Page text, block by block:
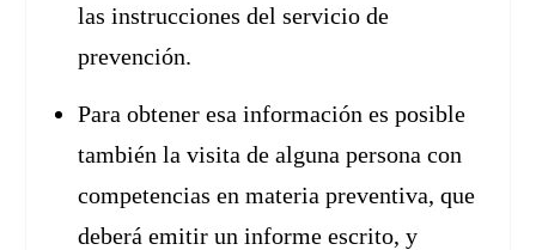
las instrucciones del servicio de
prevención.
Para obtener esa información es posible
también la visita de alguna persona con
competencias en materia preventiva, que
deberá emitir un informe escrito, y